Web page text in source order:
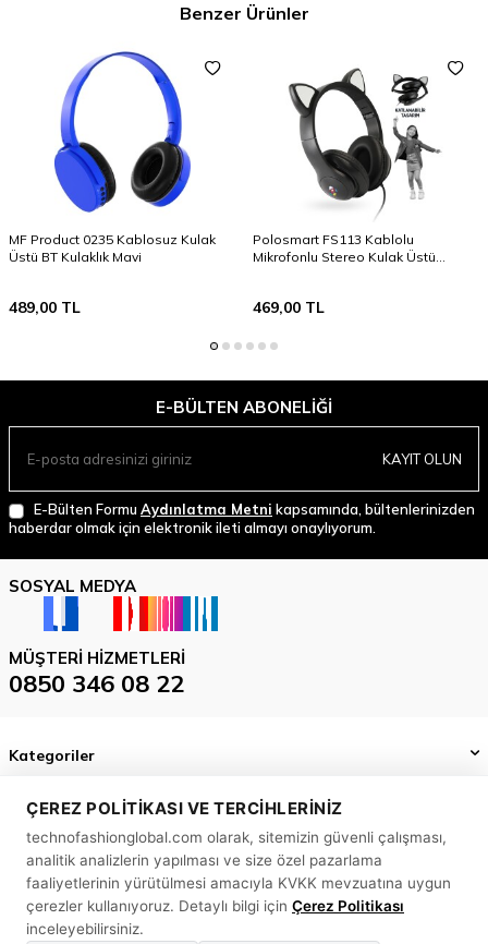
ÇEREZ POLITIKASI VE TERCIHLERINIZ
technofashionglobal.com olarak, sitemizin güvenli çalışması,
analitik analizlerin yapılması ve size özel pazarlama
faaliyetlerinin yürütülmesi amacıyla KVKK mevzuatına uygun
çerezler kullanıyoruz. Detaylı bilgi için Çerez Politikası
inceleyebilirsiniz.
Benzer Ürünler
MF Product 0235 Kablosuz Kulak
Üstü BT Kulaklık Mavi
489,00 TL
Polosmart FS113 Kablolu
Mikrofonlu Stereo Kulak Üstü
469,00TL
E-BÜLTEN ABONELIĞI
KAYIT OLUN
E-Bülten Formu Aydınlatma Metni kapsamında, bültenlerinizden
haberdar olmak için elektronik ileti almayı onaylıyorum.
SOSYAL MEDYA
MÜŞTERI HIZMETLERI
0850 346 08 22
Kategoriler
Önemli Bilgiler
Hızlı Erişim
MASLAK MAH. BİLİM SK. SUN PLAZA NO: 5 A İÇ KAPI NO: 58
SARIYER/ İSTANBUL
0850 346 08 22